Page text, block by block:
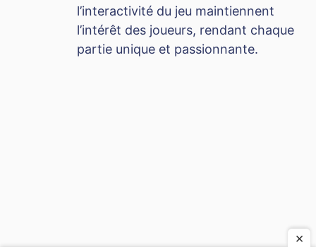
l’interactivité du jeu maintiennent
l’intérêt des joueurs, rendant chaque
partie unique et passionnante.
×